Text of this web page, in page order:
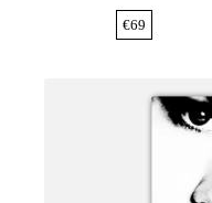
€69